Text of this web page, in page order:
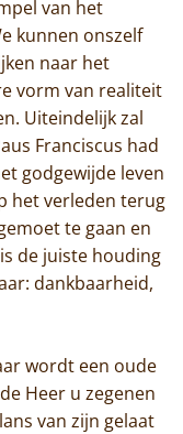
van het
kunnen onszelf
naar het
vorm van realiteit
Uiteindelijk zal
Franciscus had
godgewijde leven
het verleden terug
te gaan en
de juiste houding
dankbaarheid,
wordt een oude
Heer u zegenen
van zijn gelaat